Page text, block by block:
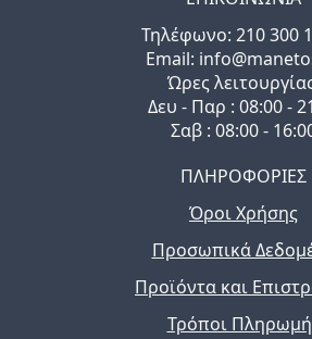
Τηλέφωνo: 210 300
Email:
Ώρες
Δευ - Παρ : 08:00 -
Σαβ : 08:00 -
ΠΛΗΡΟΦΟΡΙΕΣ
Όροι Χρήσης
Προσωπικά
Προϊόντα και
Τρόποι